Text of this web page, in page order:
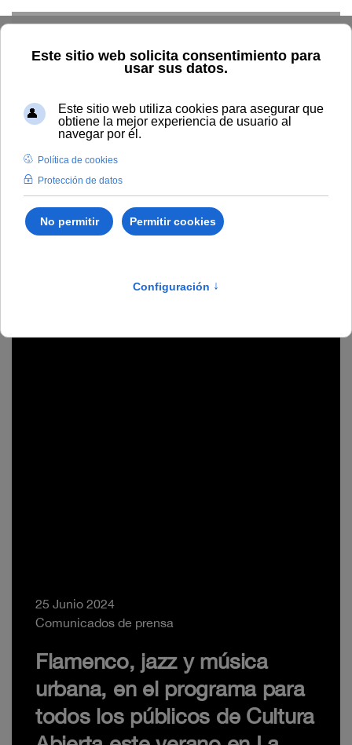
25 Junio 2024
Comunicados de prensa
Flamenco, jazz y música
urbana, en el programa para
todos los públicos de Cultura